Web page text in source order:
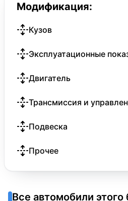
Модификация:
Кузов
Эксплуатационные
Двигатель
Трансмиссия и
Подвеска
Прочее
Все автомобили